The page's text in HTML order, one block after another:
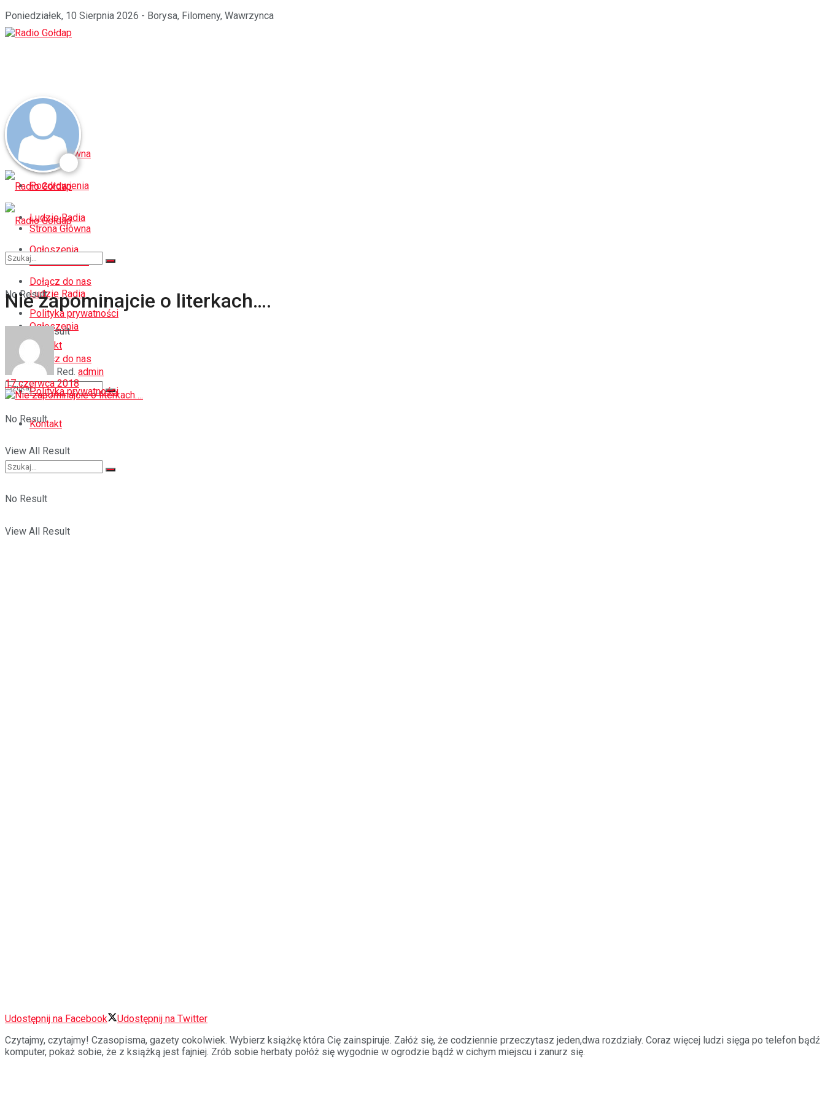
Poniedziałek, 10 Sierpnia 2026 - Borysa, Filomeny, Wawrzynca
Strona Główna
Pozdrowienia
Ludzie Radia
Ogłoszenia
Dołącz do nas
Polityka prywatności
Kontakt
No Result
View All Result
Strona Główna
Pozdrowienia
Ludzie Radia
Ogłoszenia
Dołącz do nas
Polityka prywatności
Kontakt
No Result
View All Result
No Result
View All Result
Nie zapominajcie o literkach….
Red. admin
17 czerwca 2018
Udostępnij na Facebook
Udostępnij na Twitter
Czytajmy, czytajmy! Czasopisma, gazety cokolwiek. Wybierz książkę która Cię zainspiruje. Załóż się, że codziennie przeczytasz jeden,dwa rozdziały. Coraz więcej ludzi sięga po telefon bądź
komputer, pokaż sobie, że z książką jest fajniej. Zrób sobie herbaty połóż się wygodnie w ogrodzie bądź w cichym miejscu i zanurz się.